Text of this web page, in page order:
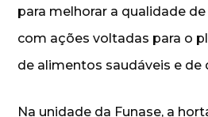
para melhorar a qualidade
com ações voltadas para o
de alimentos saudáveis e de
Na unidade da Funase, a